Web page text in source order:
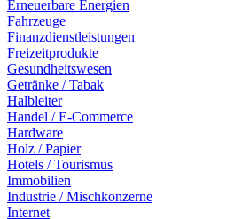
Erneuerbare Energien
Fahrzeuge
Finanzdienstleistungen
Freizeitprodukte
Gesundheitswesen
Getränke / Tabak
Halbleiter
Handel / E-Commerce
Hardware
Holz / Papier
Hotels / Tourismus
Immobilien
Industrie / Mischkonzerne
Internet